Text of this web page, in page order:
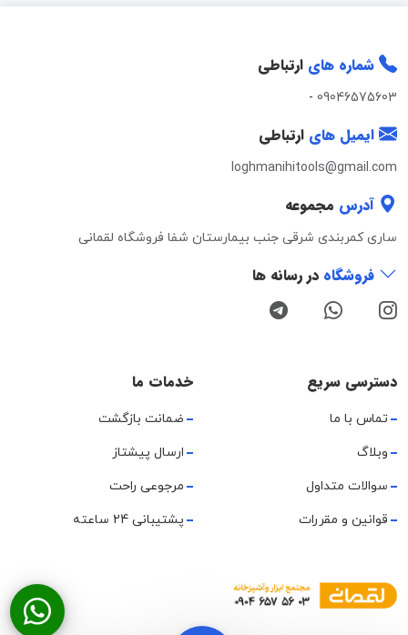
شماره های ارتباطی
09046575603
-
ایمیل های ارتباطی
loghmanihitools@gmail.com
آدرس مجموعه
ساری کمربندی شرقی جنب بیمارستان شفا فروشگاه لقمانی
فروشگاه در رسانه ها
دسترسی سریع
تماس با ما
وبلاگ
سوالات متداول
قوانین و مقررات
خدمات ما
ضمانت بازگشت
ارسال پیشتاز
مرجوعی راحت
پشتیبانی 24 ساعته